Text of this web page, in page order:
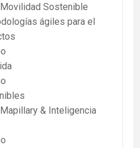
Sostenible
ágiles para el
& Inteligencia